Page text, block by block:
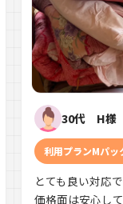
30代 H様
利用プランMパッ
とても良い対応で
価格面は安心し